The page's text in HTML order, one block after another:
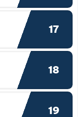
17
18
19